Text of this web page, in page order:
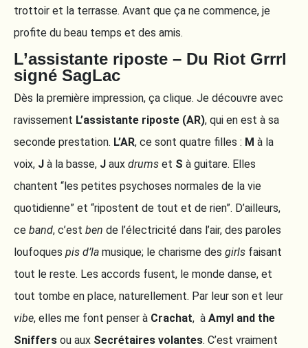
trottoir et la terrasse. Avant que ça ne commence, je
profite du beau temps et des amis.
L’assistante riposte – Du Riot Grrrl
signé SagLac
Dès la première impression, ça clique. Je découvre avec
ravissement L’assistante riposte (AR), qui en est à sa
seconde prestation. L’AR, ce sont quatre filles : M à la
voix, J à la basse, J aux drums et S à guitare. Elles
chantent “les petites psychoses normales de la vie
quotidienne” et “ripostent de tout et de rien”. D’ailleurs,
ce band, c’est ben de l’électricité dans l’air, des paroles
loufoques pis d’la musique; le charisme des girls faisant
tout le reste. Les accords fusent, le monde danse, et
tout tombe en place, naturellement. Par leur son et leur
vibe, elles me font penser à Crachat, à Amyl and the
Sniffers ou aux Secrétaires volantes. C’est vraiment